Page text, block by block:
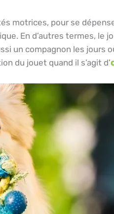
motrices, pour se
En d’autres termes, le
un compagnon les jours
du jouet quand il s’agit d’